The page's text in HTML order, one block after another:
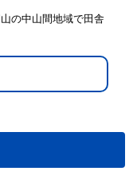
の中山間地域で田舎